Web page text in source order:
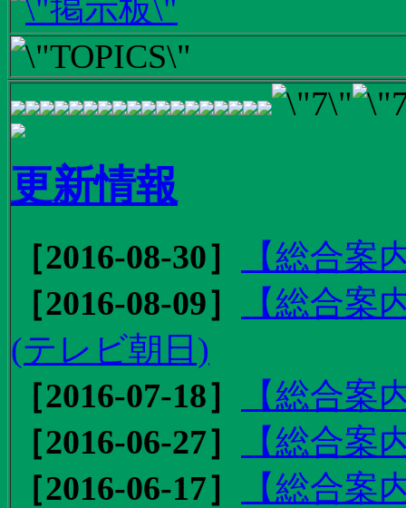
更新情報
［2016-08-30］
【総合
［2016-08-09］
【総合
(テレビ朝日)
［2016-07-18］
【総合案
［2016-06-27］
【総合案
［2016-06-17］
【総合